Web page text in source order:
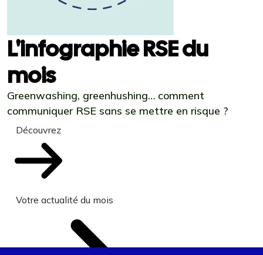
L'infographie RSE du
mois
Greenwashing, greenhushing… comment
communiquer RSE sans se mettre en risque ?
Découvrez
Votre actualité du mois